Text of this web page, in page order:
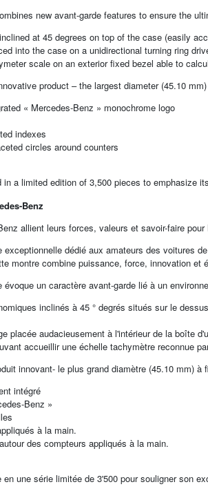
new avant-garde features to ensure the
at 45 degrees on top of the case (easily
into the case on a unidirectional turning ring
scale on an exterior fixed bezel able to
product – the largest diameter (45.10
« Mercedes-Benz » monochrome logo
indexes
circles around counters
a limited edition of 3,500 pieces to emphasize
Benz
allient leurs forces, valeurs et savoir-faire
exceptionnelle dédié aux amateurs des voitures
montre combine puissance, force, innovation et
un caractère avant-garde lié à un
inclinés à 45 ° degrés situés sur le
placée audacieusement à l'intérieur de la boîte
accueillir une échelle tachymètre reconnue
innovant- le plus grand diamètre (45.10 mm)
intégré
Benz »
à la main.
des compteurs appliqués à la main.
une série limitée de 3'500 pour souligner son